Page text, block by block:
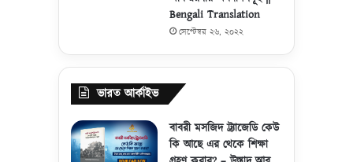
Bengali Translation
সেপ্টেম্বর ২৬, ২০২২
ভারত আর্কাইভ
বাবরী মসজিদ ট্র্যাজেডি কেউ
কি আছে এর থেকে শিক্ষা